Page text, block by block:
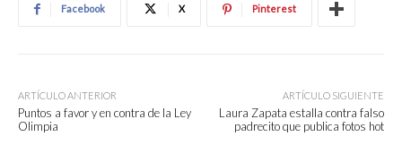
Facebook X Pinterest
ARTÍCULO ANTERIOR
Puntos a favor y en contra de la Ley
Olimpia
ARTÍCULO SIGUIENTE
Laura Zapata estalla contra falso
padrecito que publica fotos hot